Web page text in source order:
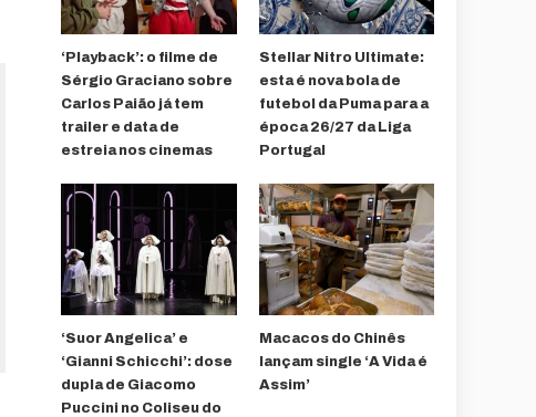
‘Playback’: o filme de
Sérgio Graciano sobre
Carlos Paião já tem
trailer e data de
estreia nos cinemas
Stellar Nitro Ultimate:
esta é nova bola de
futebol da Puma para a
época 26/27 da Liga
Portugal
‘Suor Angelica’ e
‘Gianni Schicchi’: dose
dupla de Giacomo
Puccini no Coliseu do
Macacos do Chinês
lançam single ‘A Vida é
Assim’